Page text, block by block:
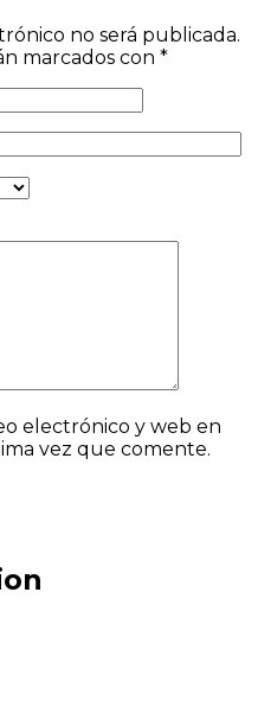
no será publicada.
marcados con *
electrónico y web en
vez que comente.